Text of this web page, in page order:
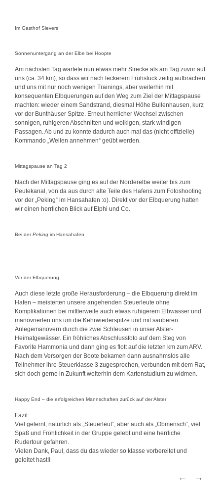
Im Gasthof Sievers
Sonnenuntergang an der Elbe bei Hoopte
Am nächsten Tag wartete nun etwas mehr Strecke als am Tag zuvor auf
uns (ca. 34 km), so dass wir nach leckerem Frühstück zeitig aufbrachen
und uns mit nur noch wenigen Trainings, aber weiterhin mit
konsequenten Elbquerungen auf den Weg zum Ziel der Mittagspause
machten: wieder einem Sandstrand, diesmal Höhe Bullenhausen, kurz
vor der Bunthäuser Spitze. Erneut herrlicher Wechsel zwischen
sonnigen, ruhigeren Abschnitten und wolkigen, stark windigen
Passagen. Ab und zu konnte dadurch auch mal das (nicht offizielle)
Kommando „Wellen annehmen“ geübt werden.
Mittagspause an Tag 2
Nach der Mittagspause ging es auf der Norderelbe weiter bis zum
Peutekanal, von da aus durch alte Teile des Hafens zum Fotoshooting
vor der „Peking“ im Hansahafen :o). Direkt vor der Elbquerung hatten
wir einen herrlichen Blick auf Elphi und Co.
Bei derPeking im Hansahafen
Vor der Elbquerung
Auch diese letzte große Herausforderung – die Elbquerung direkt im
Hafen – meisterten unsere angehenden Steuerleute ohne
Komplikationen bei mittlerweile auch etwas ruhigerem Elbwasser und
manövrierten uns um die Kehrwiederspitze und mit sauberen
Anlegemanövern durch die zwei Schleusen in unser Alster-
Heimatgewässer. Ein fröhliches Abschlussfoto auf dem Steg von
Favorite Hammonia und dann ging es flott auf die letzten km zumARV.
Nach dem Versorgen der Boote bekamen dann ausnahmslos alle
Teilnehmer ihre Steuerklasse 3 zugesprochen, verbunden mit dem Rat,
sich doch gerne in Zukunft weiterhin dem Kartenstudium zu widmen.
Happy End – die erfolgreichen Mannschaften zurück auf der Alster
Fazit:
Viel gelernt, natürlich als „Steuerleut“, aber auch als „Obmensch“, viel
Spaß und Fröhlichkeit in der Gruppe gelebt und eine herrliche
Rudertour gefahren.
Vielen Dank, Paul, dass du das wieder so klasse vorbereitet und
geleitet hast!!
← →